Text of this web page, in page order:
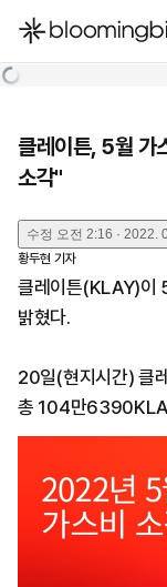
한국어
클레이튼, 5월
소각"
수정 오전 2:16 · 2022.
황두현 기자
클레이튼(KLAY)이
밝혔다.
20일(현지시간) 클
총 104만